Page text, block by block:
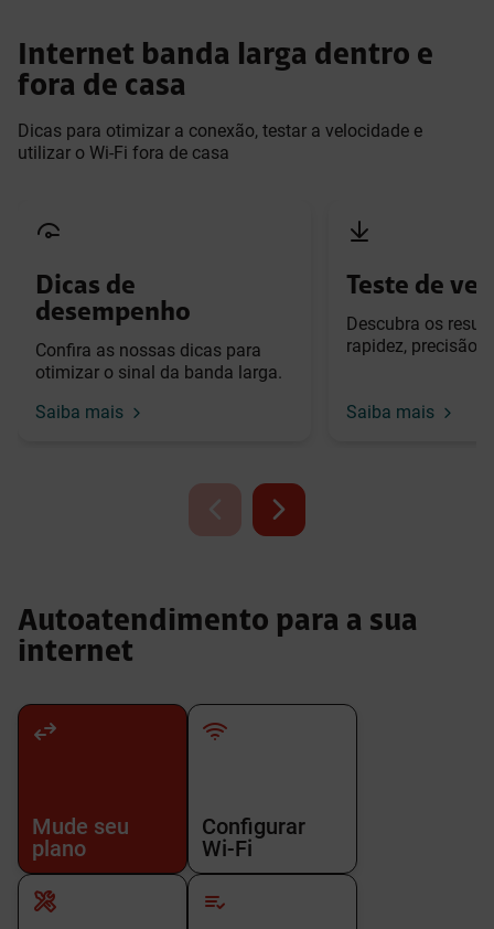
Internet banda larga dentro e
fora de casa
Dicas para otimizar a conexão, testar a velocidade e
utilizar o Wi-Fi fora de casa
Dicas de
desempenho
Confira as nossas dicas para
otimizar o sinal da banda larga.
Saiba mais
Teste de
Descubra os
rapidez, precisão
Saiba mais
Autoatendimento para a sua
internet
Mude seu
plano
Configurar
Wi-Fi